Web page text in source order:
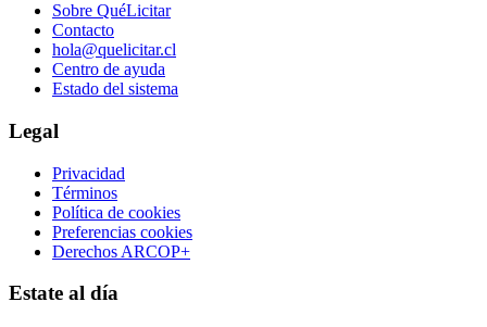
Sobre QuéLicitar
Contacto
hola@quelicitar.cl
Centro de ayuda
Estado del sistema
Legal
Privacidad
Términos
Política de cookies
Preferencias cookies
Derechos ARCOP+
Estate al día